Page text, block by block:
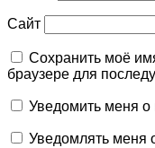
Сайт
Сохранить моё
браузере для
Уведомить меня о
Уведомлять меня